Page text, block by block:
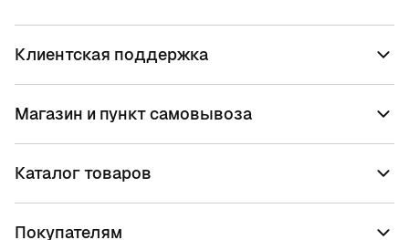
Клиентская поддержка
Магазин и пункт самовывоза
Каталог товаров
Покупателям